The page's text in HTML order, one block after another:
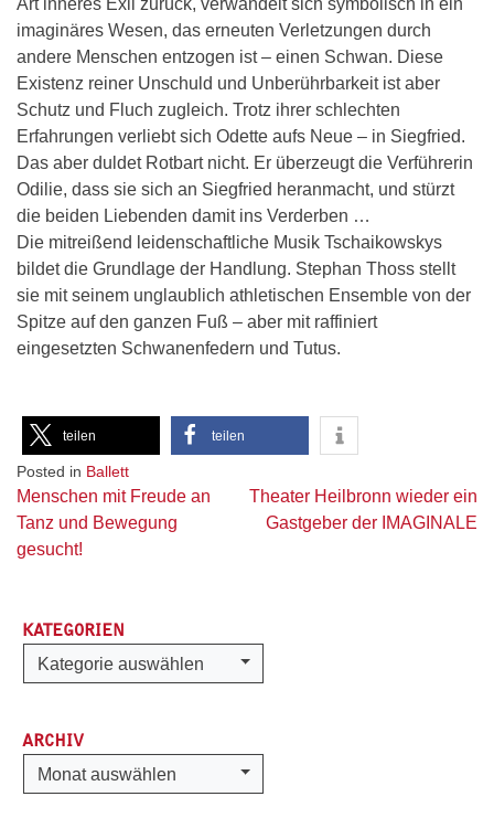
imaginäres Wesen, das erneuten Verletzungen durch
andere Menschen entzogen ist – einen Schwan. Diese
Existenz reiner Unschuld und Unberührbarkeit ist aber
Schutz und Fluch zugleich. Trotz ihrer schlechten
Erfahrungen verliebt sich Odette aufs Neue – in Siegfried.
Das aber duldet Rotbart nicht. Er überzeugt die Verführerin
Odilie, dass sie sich an Siegfried heranmacht, und stürzt
die beiden Liebenden damit ins Verderben …
Die mitreißend leidenschaftliche Musik Tschaikowskys
bildet die Grundlage der Handlung. Stephan Thoss stellt
sie mit seinem unglaublich athletischen Ensemble von der
Spitze auf den ganzen Fuß – aber mit raffiniert
eingesetzten Schwanenfedern und Tutus.
teilen teilen
Posted in Ballett
Beitragsnavigation
Menschen mit Freude an
Tanz und Bewegung
gesucht!
Theater Heilbronn wieder ein
Gastgeber der IMAGINALE
KATEGORIEN
Kategorien
Kategorie auswählen
ARCHIV
Archiv
Monat auswählen